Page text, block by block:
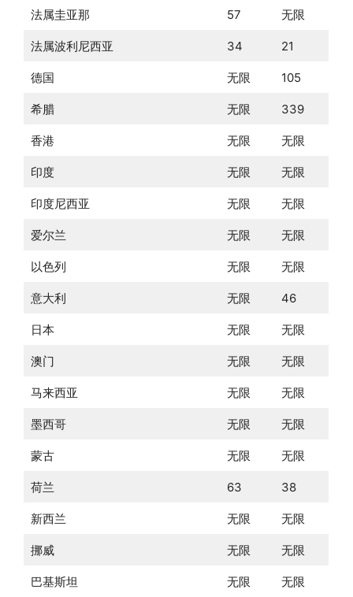
法属圭亚那 57 无限
法属波利尼西亚 34 21
德国 无限 105
希腊 无限 339
香港 无限 无限
印度 无限 无限
印度尼西亚 无限 无限
爱尔兰 无限 无限
以色列 无限 无限
意大利 无限 46
日本 无限 无限
澳门 无限 无限
马来西亚 无限 无限
墨西哥 无限 无限
蒙古 无限 无限
荷兰 63 38
新西兰 无限 无限
挪威 无限 无限
巴基斯坦 无限 无限